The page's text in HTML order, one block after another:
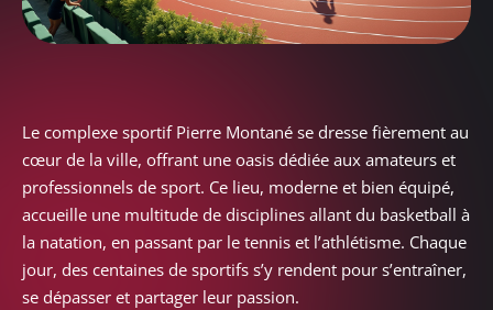
Le complexe sportif Pierre Montané se dresse fièrement au
cœur de la ville, offrant une oasis dédiée aux amateurs et
professionnels de sport. Ce lieu, moderne et bien équipé,
accueille une multitude de disciplines allant du basketball à
la natation, en passant par le tennis et l’athlétisme. Chaque
jour, des centaines de sportifs s’y rendent pour s’entraîner,
se dépasser et partager leur passion.